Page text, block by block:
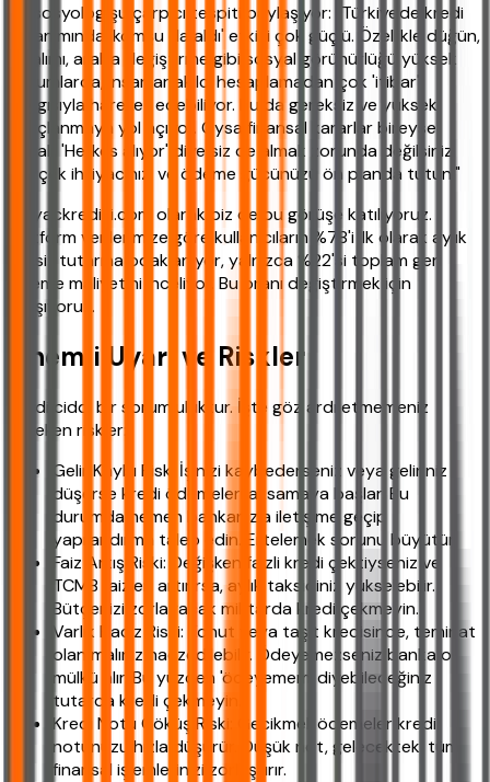
Bir sosyolog şu çarpıcı tespiti paylaşıyor: "Türkiye'de kredi
kullanımında 'komşu da aldı' etkisi çok güçlü. Özellikle düğün,
ev alımı, araba değiştirme gibi sosyal görünürlüğü yüksek
durumlarda, insanlar akılcı hesaplamadan çok 'itibar'
kaygısıyla hareket edebiliyor. Bu da gereksiz ve yüksek
borçlanmaya yol açıyor. Oysa finansal kararlar bireysel
olmalı. 'Herkes alıyor' diye siz de almak zorunda değilsiniz.
Gerçek ihtiyacınızı ve ödeme gücünüzü ön planda tutun."
ihtiyackredisi.com olarak biz de bu görüşe katılıyoruz.
Platform verilerimize göre kullanıcıların %78'i ilk olarak aylık
taksit tutarına odaklanıyor, yalnızca %22'si toplam geri
ödeme maliyetini inceliyor. Bu oranı değiştirmek için
çalışıyoruz.
Önemli Uyarı ve Riskler
Kredi ciddi bir sorumluluktur. İşte göz ardı etmemeniz
gereken riskler:
Gelir Kaybı Risk: İşinizi kaybederseniz veya geliriniz
düşerse kredi ödemeleri aksamaya başlar. Bu
durumda hemen bankanızla iletişime geçip
yapılandırma talep edin. Ertelemek sorunu büyütür.
Faiz Artış Riski: Değişken faizli kredi çektiyseniz ve
TCMB faizleri artırırsa, aylık taksidiniz yükselebilir.
Bütçenizi zorlayacak miktarda kredi çekmeyin.
Varlık Haciz Riski: Konut veya taşıt kredisinde, teminat
olan malınız haczedilebilir. Ödeyemezseniz banka o
mülkü alır. Bu yüzden 'ödeyemem' diyebileceğiniz
tutarda kredi çekmeyin.
Kredi Notu Çöküş Riski: Gecikmeli ödemeler kredi
notunuzu hızla düşürür. Düşük not, gelecekteki tüm
finansal işlemlerinizi zorlaştırır.